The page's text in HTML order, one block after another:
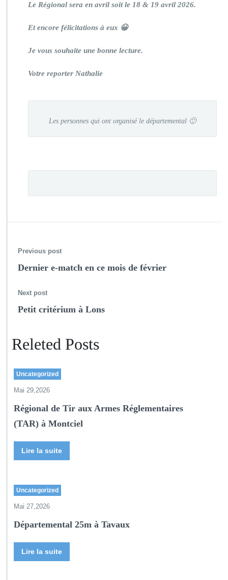
Le Régional sera en avril soit le 18 & 19 avril 2026.
Et encore félicitations à eux 😀
Je vous souhaite une bonne lecture.
Votre reporter Nathalie
Les personnes qui ont organisé le départemental 🙂
Previous post
Dernier e-match en ce mois de février
Next post
Petit critérium à Lons
Releted Posts
Uncategorized
Mai 29,2026
Régional de Tir aux Armes Réglementaires
(TAR) à Montciel
Lire la suite
Uncategorized
Mai 27,2026
Départemental 25m à Tavaux
Lire la suite